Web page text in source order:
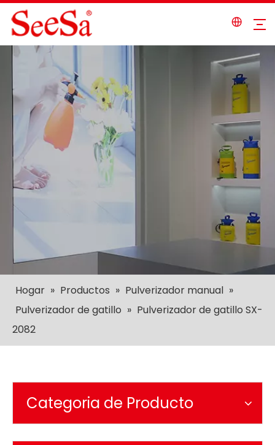
Hogar » Productos » Pulverizador manual »
Pulverizador de gatillo » Pulverizador de gatillo SX-
2082
Categoria de Producto